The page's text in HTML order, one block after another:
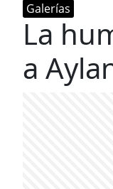
Galerías
La
a